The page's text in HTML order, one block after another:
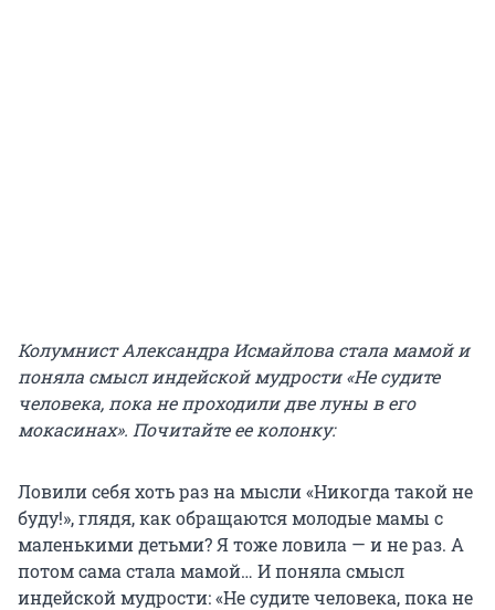
Колумнист Александра Исмайлова стала мамой и
поняла смысл индейской мудрости «Не судите
человека, пока не проходили две луны в его
мокасинах». Почитайте ее колонку:
Ловили себя хоть раз на мысли «Никогда такой не
буду!», глядя, как обращаются молодые мамы с
маленькими детьми? Я тоже ловила — и не раз. А
потом сама стала мамой… И поняла смысл
индейской мудрости: «Не судите человека, пока не